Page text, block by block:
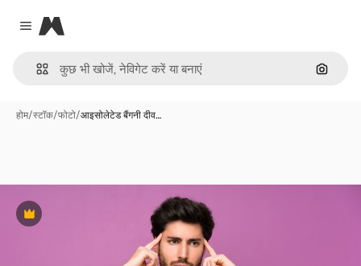
Close menu
Magnific
इमेज से
होम/स्टॉक/फोटो/आइसोलेटेड बैंगनी दीव…
Premium